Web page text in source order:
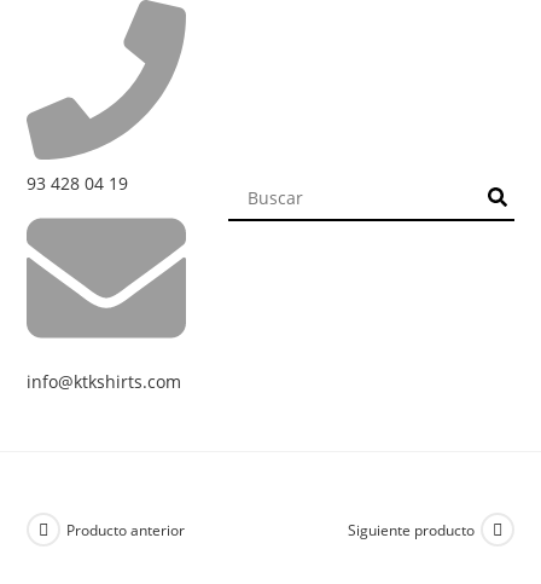
93 428 04 19
info@ktkshirts.com
Producto anterior Siguiente producto